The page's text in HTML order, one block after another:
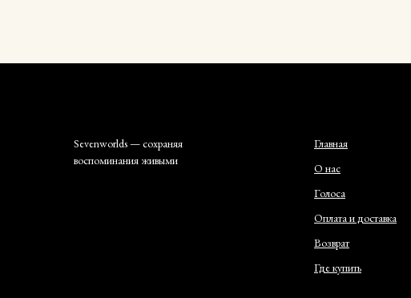
Sevenworlds — сохраняя
воспоминания живыми
Главная
О нас
Голоса
Оплата и доставка
Возврат
Где купить